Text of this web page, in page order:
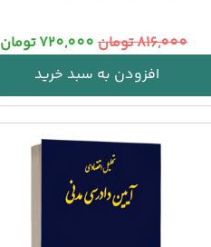
816,000تومان 720,000تومان
افزودن به سبد خرید